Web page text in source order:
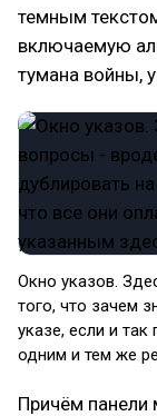
темным
включаемую
тумана войны,
Окно указов.
того, что зачем
указе, если и
одним и тем же
Причём